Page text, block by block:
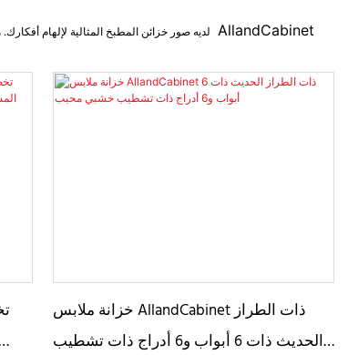
AllandCabinet
خزانة ملابس AllandCabinet ذات الطراز
الحديث ذات 6 أبواب و6 أدراج ذات تشطيب